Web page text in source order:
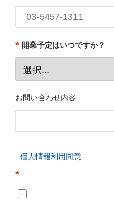
* 開業予定はいつですか？
お問い合わせ内容
個人情報利用同意
*